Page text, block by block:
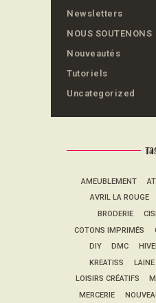
Newsletters
NOUS SOUTENONS
Nouveautés
Tutoriels
Uncategorized
AMEUBLEMENT
AVRIL LA ROUGE
BRODERIE
COTONS IMPRIMÉS
DIY
DMC
KREATISS
LAINE
LOISIRS CRÉATIFS
MERCERIE